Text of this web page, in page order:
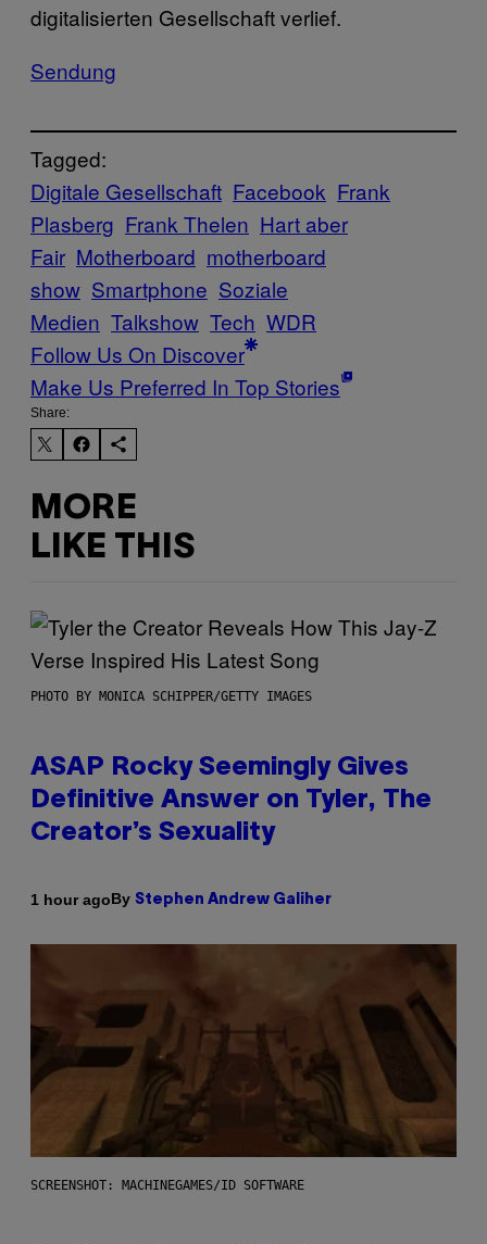
digitalisierten Gesellschaft verlief.
Sendung
Tagged:
Digitale Gesellschaft Facebook Frank
Plasberg Frank Thelen Hart aber
Fair Motherboard motherboard
show Smartphone Soziale
Medien Talkshow Tech WDR
Follow Us On Discover
Make Us Preferred In Top Stories
Share:
MORE
LIKE THIS
PHOTO BY MONICA SCHIPPER/GETTY IMAGES
ASAP Rocky Seemingly Gives
Definitive Answer on Tyler, The
Creator’s Sexuality
1 hour agoBy Stephen Andrew Galiher
SCREENSHOT: MACHINEGAMES/ID SOFTWARE